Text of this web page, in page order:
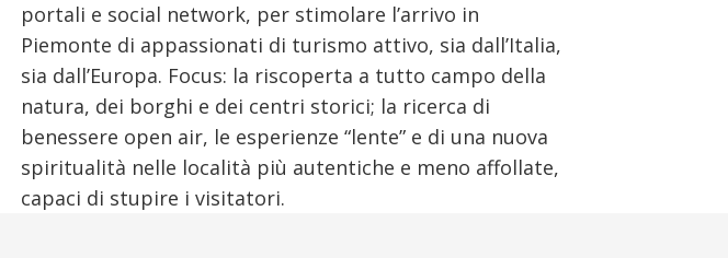
portali e social network, per stimolare l’arrivo in
Piemonte di appassionati di turismo attivo, sia dall’Italia,
sia dall’Europa. Focus: la riscoperta a tutto campo della
natura, dei borghi e dei centri storici; la ricerca di
benessere open air, le esperienze “lente” e di una nuova
spiritualità nelle località più autentiche e meno affollate,
capaci di stupire i visitatori.